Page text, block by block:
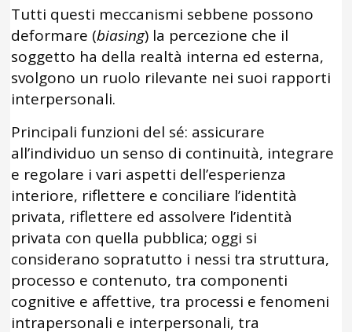
Tutti questi meccanismi sebbene possono
deformare (biasing) la percezione che il
soggetto ha della realtà interna ed esterna,
svolgono un ruolo rilevante nei suoi rapporti
interpersonali.
Principali funzioni del sé: assicurare
all’individuo un senso di continuità, integrare
e regolare i vari aspetti dell’esperienza
interiore, riflettere e conciliare l’identità
privata, riflettere ed assolvere l’identità
privata con quella pubblica; oggi si
considerano sopratutto i nessi tra struttura,
processo e contenuto, tra componenti
cognitive e affettive, tra processi e fenomeni
intrapersonali e interpersonali, tra